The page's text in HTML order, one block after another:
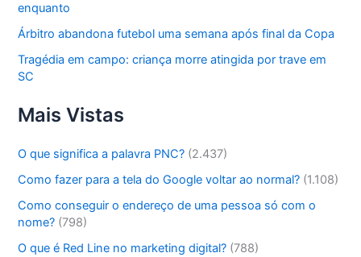
enquanto
Árbitro abandona futebol uma semana após final da Copa
Tragédia em campo: criança morre atingida por trave em
SC
Mais Vistas
O que significa a palavra PNC? (2.437)
Como fazer para a tela do Google voltar ao normal? (1.108)
Como conseguir o endereço de uma pessoa só com o
nome? (798)
O que é Red Line no marketing digital? (788)